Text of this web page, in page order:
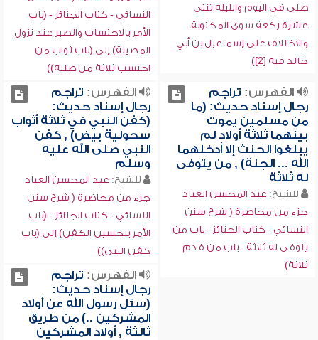
صلى في اليوم والليلة ثنتي
عشرة ركعة سوى المكتوبة،
والاختلاف على إسماعيل بن أبي
خالد فيه [2])
النسائي - كتاب الجنائز - (باب
الأمر بالاحتساب والصبر عند نزول
المصيبة) إلى (باب ثواب من
احتسب ثلاثة من صلبه))
الفهرس: تراجم
رجال إسناد حديث: (ما
من مسلمين يموت
بينهما ثلاثة أولاد لم
يبلغوا الحنث إلا أدخلهما
الله ... الجنة) , من يتوفى
له ثلاثة
للشيخ: عبد المحسن العباد
جزء من محاضرة ( شرح سنن
النسائي - كتاب الجنائز - باب من
يتوفى له ثلاثة - باب من قدم
ثلاثة)
الفهرس: تراجم
رجال إسناد حديث:
(كفن النبي في ثلاثة أثواب
سحولية بيض) , كفن
النبي صلى الله عليه
وسلم
للشيخ: عبد المحسن العباد
جزء من محاضرة ( شرح سنن
النسائي - كتاب الجنائز - (باب
الأمر بتحسين الكفن) إلى (باب
كفن النبي))
الفهرس: تراجم
رجال إسناد حديث:
(سئل رسول الله عن أولاد
المشركين ..) من طريق
ثالثة , أولاد المشركين